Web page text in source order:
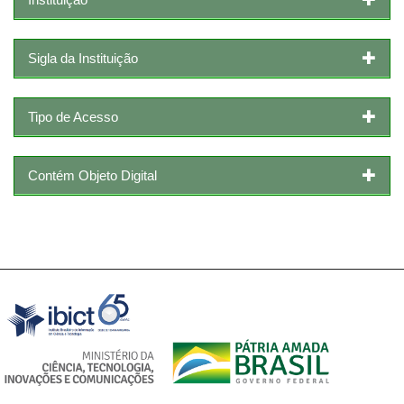
Sigla da Instituição
Tipo de Acesso
Contém Objeto Digital